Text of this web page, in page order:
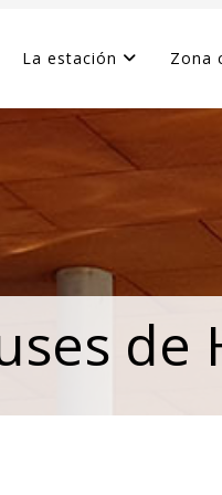
La estación Zona
de